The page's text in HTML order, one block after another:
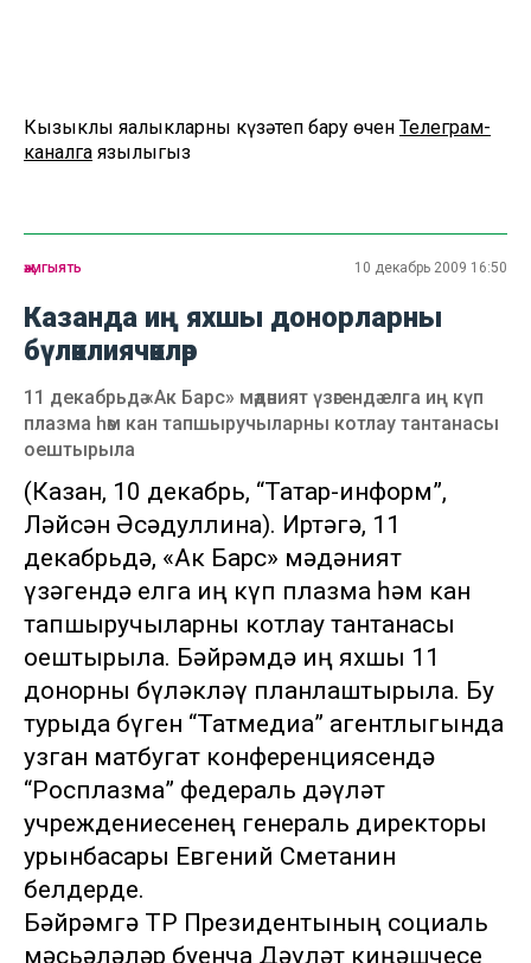
Кызыклы яңалыкларны күзәтеп бару өчен Телеграм-
каналга язылыгыз
җәмгыять 10 декабрь 2009 16:50
Казанда иң яхшы донорларны
бүләклиячәкләр
11 декабрьдә «Ак Барс» мәдәният үзәгендә елга иң күп
плазма һәм кан тапшыручыларны котлау тантанасы
оештырыла
(Казан, 10 декабрь, “Татар-информ”,
Ләйсән Әсәдуллина). Иртәгә, 11
декабрьдә, «Ак Барс» мәдәният
үзәгендә елга иң күп плазма һәм кан
тапшыручыларны котлау тантанасы
оештырыла. Бәйрәмдә иң яхшы 11
донорны бүләкләү планлаштырыла. Бу
турыда бүген “Татмедиа” агентлыгында
узган матбугат конференциясендә
“Росплазма” федераль дәүләт
учреждениесенең генераль директоры
урынбасары Евгений Сметанин
белдерде.
Бәйрәмгә ТР Президентының социаль
мәсьәләләр буенча Дәүләт киңәшчесе